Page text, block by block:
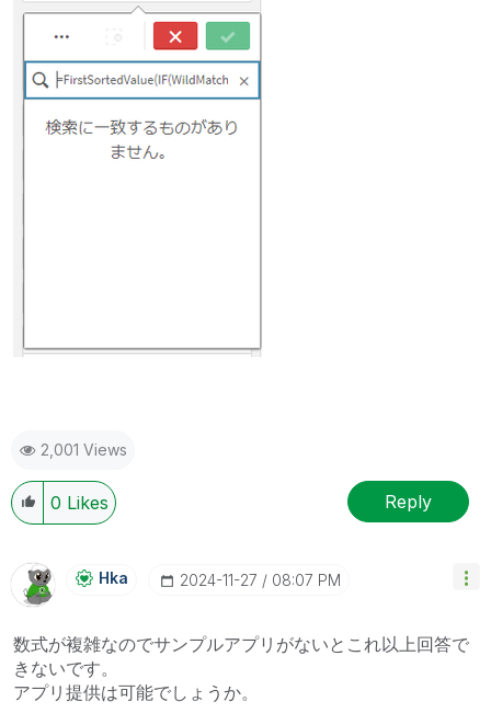
2,001 Views
0 Likes Reply
Hka ‎2024-11-27 08:07 PM
数式が複雑なのでサンプルアプリがないとこれ以上回答で
きないです。
アプリ提供は可能でしょうか。